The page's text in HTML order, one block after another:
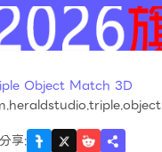
Object Match 3D
分享: